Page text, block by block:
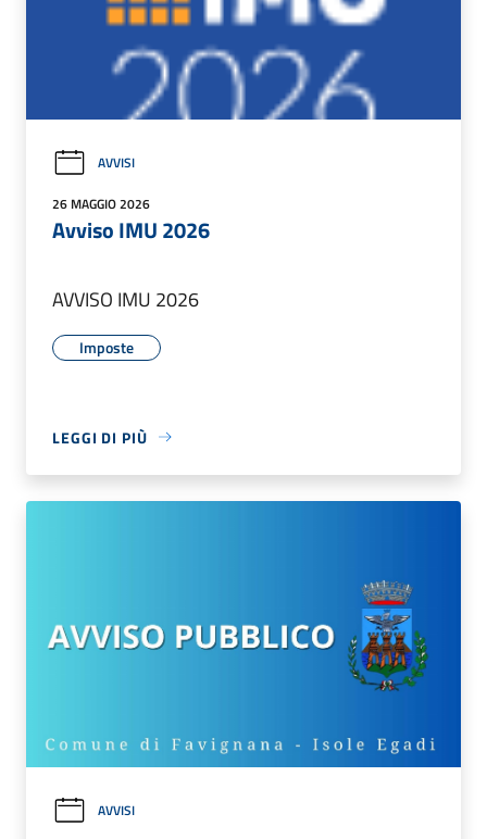
AVVISI
26 MAGGIO 2026
Avviso IMU 2026
AVVISO IMU 2026
Imposte
LEGGI DI PIÙ
AVVISI